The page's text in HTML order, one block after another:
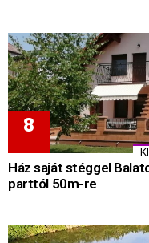
Ház saját stéggel
parttól 50m-re